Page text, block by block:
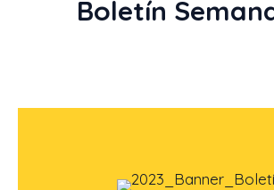
Boletín